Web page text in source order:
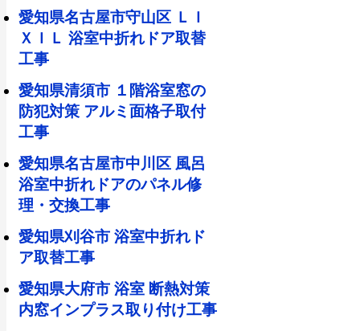
愛知県名古屋市守山区 ＬＩ
ＸＩＬ 浴室中折れドア取替
工事
愛知県清須市 １階浴室窓の
防犯対策 アルミ面格子取付
工事
愛知県名古屋市中川区 風呂
浴室中折れドアのパネル修
理・交換工事
愛知県刈谷市 浴室中折れド
ア取替工事
愛知県大府市 浴室 断熱対策
内窓インプラス取り付け工事